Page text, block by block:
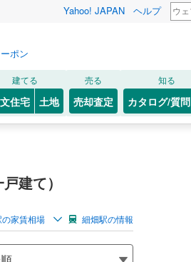
Yahoo! JAPAN ヘルプ
ポン
建てる
住宅 土地
売る
売却査定
知る
カタログ/質問
建て）
家賃相場 細畑駅の情報